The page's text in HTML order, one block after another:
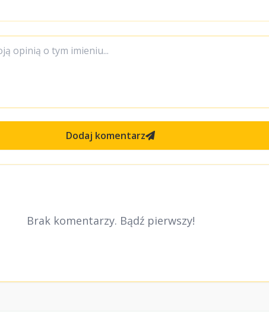
Dodaj komentarz
Brak komentarzy. Bądź pierwszy!